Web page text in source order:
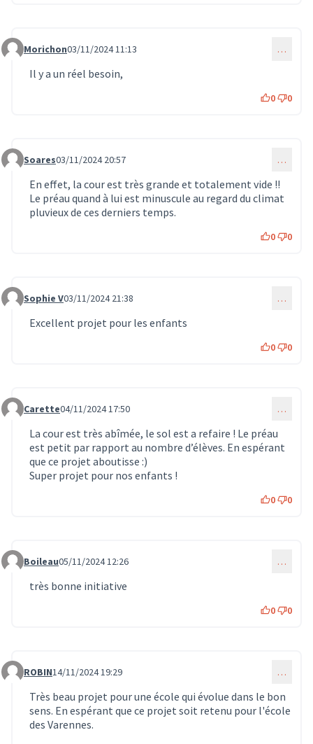
Commentaire 964
Morichon03/11/2024 11:13 …
Il y a un réel besoin,
0 0
Commentaire 969
Soares03/11/2024 20:57 …
En effet, la cour est très grande et totalement vide !!
Le préau quand à lui est minuscule au regard du climat
pluvieux de ces derniers temps.
0 0
Commentaire 972
Sophie V03/11/2024 21:38 …
Excellent projet pour les enfants
0 0
Commentaire 986
Carette04/11/2024 17:50 …
La cour est très abîmée, le sol est a refaire ! Le préau
est petit par rapport au nombre d’élèves. En espérant
que ce projet aboutisse :)
Super projet pour nos enfants !
0 0
Commentaire 999
Boileau05/11/2024 12:26 …
très bonne initiative
0 0
Commentaire 1184
ROBIN14/11/2024 19:29 …
Très beau projet pour une école qui évolue dans le bon
sens. En espérant que ce projet soit retenu pour l'école
des Varennes.